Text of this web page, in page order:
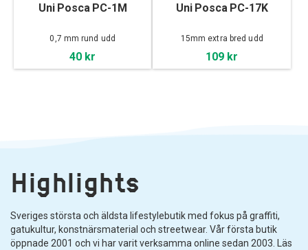
Uni Posca PC-1M
0,7 mm rund udd
40 kr
Uni Posca PC-17K
15mm extra bred udd
109 kr
Highlights
Sveriges största och äldsta lifestylebutik med fokus på graffiti,
gatukultur, konstnärsmaterial och streetwear. Vår första butik
öppnade 2001 och vi har varit verksamma online sedan 2003. Läs